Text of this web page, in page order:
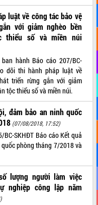
luật về công tác bảo vệ
với giảm nghèo bền
thiểu số và miền núi
hành Báo cáo 207/BC-
dõi thi hành pháp luật về
triển rừng gắn với giảm
tộc thiểu số và miền núi.
đảm bảo an ninh quốc
(07/08/2018, 17:52)
SKHĐT Báo cáo Kết quả
phòng tháng 7/2018 và
lượng người làm việc
nghiệp công lập năm